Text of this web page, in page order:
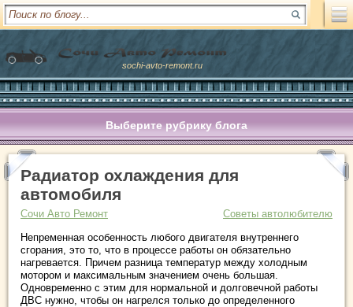
sochi-avto-remont.ru
Выберите рубрику блога
Радиатор охлаждения для
автомобиля
Сочи Авто Ремонт
Советы автолюбителю
Непременная особенность любого двигателя внутреннего
сгорания, это то, что в процессе работы он обязательно
нагревается. Причем разница температур между холодным
мотором и максимальным значением очень большая.
Одновременно с этим для нормальной и долговечной работы
ДВС нужно, чтобы он нагрелся только до определенного